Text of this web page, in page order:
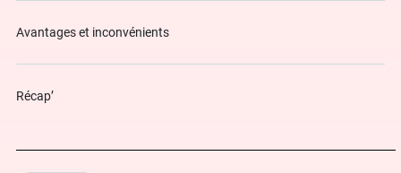
Avantages et inconvénients
Récap’